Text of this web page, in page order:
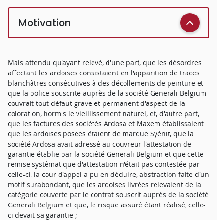
Motivation
Mais attendu qu'ayant relevé, d'une part, que les désordres
affectant les ardoises consistaient en l'apparition de traces
blanchâtres consécutives à des décollements de peinture et
que la police souscrite auprès de la société Generali Belgium
couvrait tout défaut grave et permanent d'aspect de la
coloration, hormis le vieillissement naturel, et, d'autre part,
que les factures des sociétés Ardosa et Maxem établissaient
que les ardoises posées étaient de marque Syénit, que la
société Ardosa avait adressé au couvreur l'attestation de
garantie établie par la société Generali Belgium et que cette
remise systématique d'attestation n'était pas contestée par
celle-ci, la cour d'appel a pu en déduire, abstraction faite d'un
motif surabondant, que les ardoises livrées relevaient de la
catégorie couverte par le contrat souscrit auprès de la société
Generali Belgium et que, le risque assuré étant réalisé, celle-
ci devait sa garantie ;